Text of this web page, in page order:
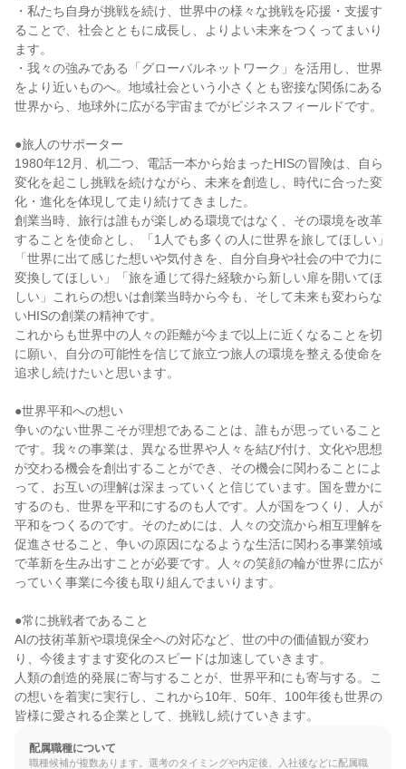
・私たち自身が挑戦を続け、世界中の様々な挑戦を応援・支援す
ることで、社会とともに成長し、よりよい未来をつくってまいり
ます。
・我々の強みである「グローバルネットワーク」を活用し、世界
をより近いものへ。地域社会という小さくとも密接な関係にある
世界から、地球外に広がる宇宙までがビジネスフィールドです。
●旅人のサポーター
1980年12月、机二つ、電話一本から始まったHISの冒険は、自ら
変化を起こし挑戦を続けながら、未来を創造し、時代に合った変
化・進化を体現して走り続けてきました。
創業当時、旅行は誰もが楽しめる環境ではなく、その環境を改革
することを使命とし、「1人でも多くの人に世界を旅してほしい」
「世界に出て感じた想いや気付きを、自分自身や社会の中で力に
変換してほしい」「旅を通じて得た経験から新しい扉を開いてほ
しい」これらの想いは創業当時から今も、そして未来も変わらな
いHISの創業の精神です。
これからも世界中の人々の距離が今まで以上に近くなることを切
に願い、自分の可能性を信じて旅立つ旅人の環境を整える使命を
追求し続けたいと思います。
●世界平和への想い
争いのない世界こそが理想であることは、誰もが思っていること
です。我々の事業は、異なる世界や人々を結び付け、文化や思想
が交わる機会を創出することができ、その機会に関わることによ
って、お互いの理解は深まっていくと信じています。国を豊かに
するのも、世界を平和にするのも人です。人が国をつくり、人が
平和をつくるのです。そのためには、人々の交流から相互理解を
促進させること、争いの原因になるような生活に関わる事業領域
で革新を生み出すことが必要です。人々の笑顔の輪が世界に広が
っていく事業に今後も取り組んでまいります。
●常に挑戦者であること
AIの技術革新や環境保全への対応など、世の中の価値観が変わ
り、今後ますます変化のスピードは加速していきます。
人類の創造的発展に寄与することが、世界平和にも寄与する。こ
の想いを着実に実行し、これから10年、50年、100年後も世界の
皆様に愛される企業として、挑戦し続けていきます。
配属職種について
職種候補が複数あります。選考のタイミングや内定後、入社後などに配属職